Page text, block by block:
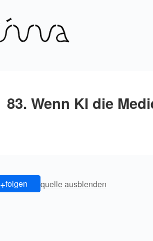
83. Wenn KI die
+folgen quelle ausblenden